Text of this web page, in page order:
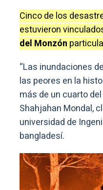
Cinco de los
estuvieron
del Monzón
“Las inundaciones
las peores en la
más de un cuarto
Shahjahan Mondal,
universidad de
bangladesí.